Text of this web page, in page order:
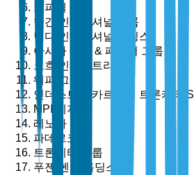
소피델 그룹
헨간 인터내셔널 그룹
빈다 인터내셔널 홀딩스
아시아 펄프 & 페이퍼 그룹
코흐 인더스트리
웨파 그룹
인더스트리 카르타리 트론케티
MPI 제지
레노바
파데르코
트론케티 그룹
푸젠 헨간 홀딩스